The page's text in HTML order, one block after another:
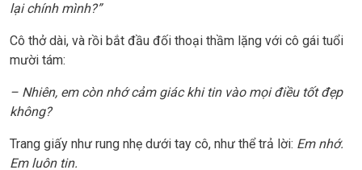
lại chính mình?”
Cô thở dài, và rồi bắt đầu đối thoại thầm lặng với cô gái tuổi
mười tám:
– Nhiên, em còn nhớ cảm giác khi tin vào mọi điều tốt đẹp
không?
Trang giấy như rung nhẹ dưới tay cô, như thể trả lời: Em nhớ.
Em luôn tin.